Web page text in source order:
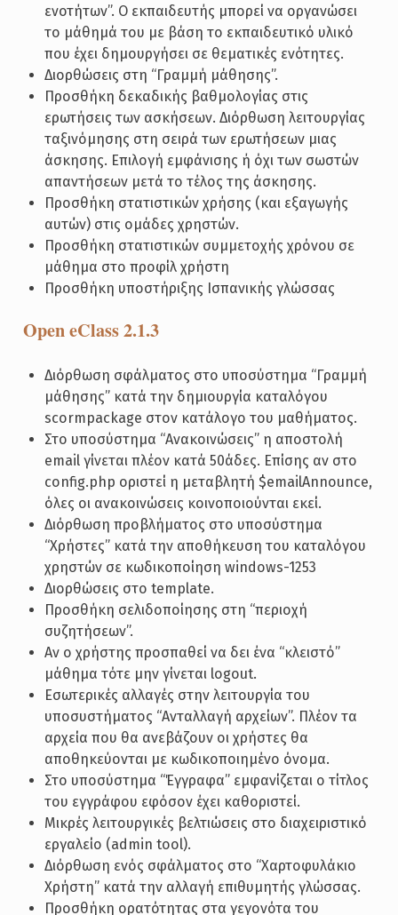
ενοτήτων”. Ο εκπαιδευτής μπορεί να οργανώσει
το μάθημά του με βάση το εκπαιδευτικό υλικό
που έχει δημουργήσει σε θεματικές ενότητες.
Διορθώσεις στη “Γραμμή μάθησης”.
Προσθήκη δεκαδικής βαθμολογίας στις
ερωτήσεις των ασκήσεων. Διόρθωση λειτουργίας
ταξινόμησης στη σειρά των ερωτήσεων μιας
άσκησης. Επιλογή εμφάνισης ή όχι των σωστών
απαντήσεων μετά το τέλος της άσκησης.
Προσθήκη στατιστικών χρήσης (και εξαγωγής
αυτών) στις ομάδες χρηστών.
Προσθήκη στατιστικών συμμετοχής χρόνου σε
μάθημα στο προφίλ χρήστη
Προσθήκη υποστήριξης Ισπανικής γλώσσας
Open eClass 2.1.3
Διόρθωση σφάλματος στο υποσύστημα “Γραμμή
μάθησης” κατά την δημιουργία καταλόγου
scormpackage στον κατάλογο του μαθήματος.
Στο υποσύστημα “Ανακοινώσεις” η αποστολή
email γίνεται πλέον κατά 50άδες. Επίσης αν στο
config.php οριστεί η μεταβλητή $emailAnnounce,
όλες οι ανακοινώσεις κοινοποιούνται εκεί.
Διόρθωση προβλήματος στο υποσύστημα
“Χρήστες” κατά την αποθήκευση του καταλόγου
χρηστών σε κωδικοποίηση windows-1253
Διορθώσεις στο template.
Προσθήκη σελιδοποίησης στη “περιοχή
συζητήσεων”.
Αν ο χρήστης προσπαθεί να δει ένα “κλειστό”
μάθημα τότε μην γίνεται logout.
Εσωτερικές αλλαγές στην λειτουργία του
υποσυστήματος “Ανταλλαγή αρχείων”. Πλέον τα
αρχεία που θα ανεβάζουν οι χρήστες θα
αποθηκεύονται με κωδικοποιημένο όνομα.
Στο υποσύστημα “Έγγραφα” εμφανίζεται ο τίτλος
του εγγράφου εφόσον έχει καθοριστεί.
Μικρές λειτουργικές βελτιώσεις στο διαχειριστικό
εργαλείο (admin tool).
Διόρθωση ενός σφάλματος στο “Χαρτοφυλάκιο
Χρήστη” κατά την αλλαγή επιθυμητής γλώσσας.
Προσθήκη ορατότητας στα γεγονότα του